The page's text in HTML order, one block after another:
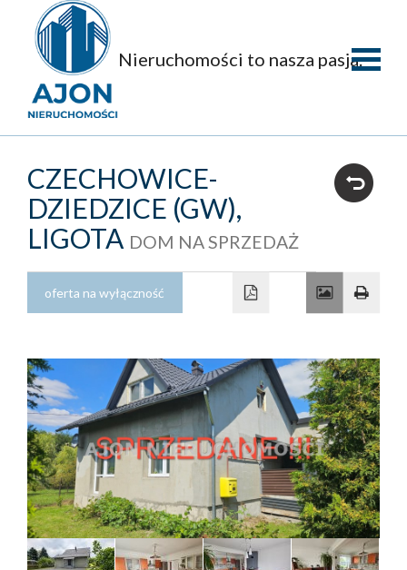
Nieruchomości to nasza pasja.
firmie
Oferty
Domy
Obiekty
Kontakt
Kredyty
CZECHOWICE-
DZIEDZICE (GW),
LIGOTA DOM NA SPRZEDAŻ
oferta na wyłączność